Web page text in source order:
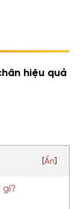
hiệu quả
Ẩn
gì?